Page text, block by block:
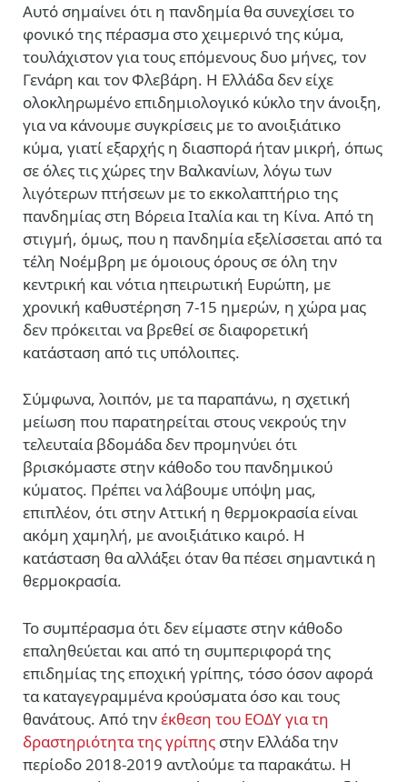
Αυτό σημαίνει ότι η πανδημία θα συνεχίσει το
φονικό της πέρασμα στο χειμερινό της κύμα,
τουλάχιστον για τους επόμενους δυο μήνες, τον
Γενάρη και τον Φλεβάρη. Η Ελλάδα δεν είχε
ολοκληρωμένο επιδημιολογικό κύκλο την άνοιξη,
για να κάνουμε συγκρίσεις με το ανοιξιάτικο
κύμα, γιατί εξαρχής η διασπορά ήταν μικρή, όπως
σε όλες τις χώρες την Βαλκανίων, λόγω των
λιγότερων πτήσεων με το εκκολαπτήριο της
πανδημίας στη Βόρεια Ιταλία και τη Κίνα. Από τη
στιγμή, όμως, που η πανδημία εξελίσσεται από τα
τέλη Νοέμβρη με όμοιους όρους σε όλη την
κεντρική και νότια ηπειρωτική Ευρώπη, με
χρονική καθυστέρηση 7-15 ημερών, η χώρα μας
δεν πρόκειται να βρεθεί σε διαφορετική
κατάσταση από τις υπόλοιπες.
Σύμφωνα, λοιπόν, με τα παραπάνω, η σχετική
μείωση που παρατηρείται στους νεκρούς την
τελευταία βδομάδα δεν προμηνύει ότι
βρισκόμαστε στην κάθοδο του πανδημικού
κύματος. Πρέπει να λάβουμε υπόψη μας,
επιπλέον, ότι στην Αττική η θερμοκρασία είναι
ακόμη χαμηλή, με ανοιξιάτικο καιρό. Η
κατάσταση θα αλλάξει όταν θα πέσει σημαντικά η
θερμοκρασία.
Το συμπέρασμα ότι δεν είμαστε στην κάθοδο
επαληθεύεται και από τη συμπεριφορά της
επιδημίας της εποχική γρίπης, τόσο όσον αφορά
τα καταγεγραμμένα κρούσματα όσο και τους
θανάτους. Από τηνέκθεση του ΕΟΔΥ για τη
δραστηριότητα της γρίπης στην Ελλάδα την
περίοδο 2018-2019 αντλούμε τα παρακάτω. Η